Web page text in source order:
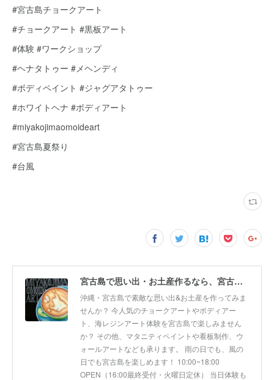
#宮古島チョークアート
#チョークアート #黒板アート
#体験 #ワークショップ
#ヘナタトゥー #メヘンディ
#ボディペイント #ジャグアタトゥー
#ホワイトヘナ #ボディアート
#miyakojimaomoideart
#宮古島夏祭り
#台風
宮古島で思い出・お土産作るなら、宮古島思い出アート。人気のボディアートやチョークアート、海レジンアート体験が楽しめます！
沖縄・宮古島で素敵な思い出&お土産を作ってみま
せんか？ 今人気のチョークアートやボディアー
ト、海レジンアート体験を宮古島で楽しみません
か？ その他、マタニティペイントや看板制作、ウ
ォールアートなども承ります。 雨の日でも、風の
日でも宮古島を楽しめます！ 10:00~18:00
OPEN（16:00最終受付・火曜日定休） 当日体験も